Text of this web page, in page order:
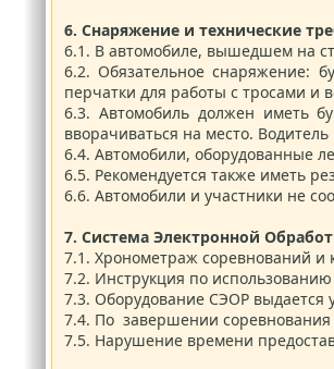
6. Снаряжение и технические
6.1. В автомобиле, вышедшем на
6.2. Обязательное снаряжение:
перчатки для работы с тросами и
6.3. Автомобиль должен иметь
вворачиваться на место.
6.4. Автомобили, оборудованные
6.5. Рекомендуется также иметь
6.6. Автомобили и участники не
7. Система Электронной
7.1. Хронометраж соревнований и
7.2. Инструкция по
7.3. Оборудование СЭОР выдается
7.4. По завершении соревнования
7.5. Нарушение времени